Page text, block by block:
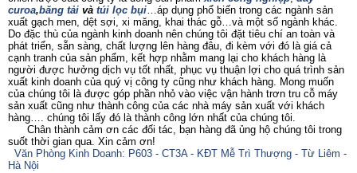
curoa,băng tải và túi lọc bụi…áp dụng phổ biến trong các ngành sản
xuất gạch men, dệt sợi, xi măng, khai thác gỗ…và một số ngành khác.
Do đặc thù của ngành kinh doanh nên chúng tôi đặt tiêu chí an toàn và
phát triển, sẵn sàng, chất lượng lên hàng đâu, đi kèm với đó là giá cả
cạnh tranh của sản phẩm, kết hợp nhằm mang lại cho khách hàng là
người được hưởng dịch vụ tốt nhất, phục vụ thuận lợi cho quá trình sản
xuất kinh doanh của quý vị công ty cũng như khách hàng. Mong muốn
của chúng tôi là được góp phần nhỏ vào việc vận hành trơn tru cỗ máy
sản xuất cũng như thành công của các nhà máy sản xuất với khách
hàng…. chúng tôi lấy đó là thành công lớn nhất của chúng tôi.
Chân thành cảm ơn các đối tác, bạn hàng đã ủng hộ chúng tôi trong
suốt thời gian qua. Xin cảm ơn!
Văn Phòng Kinh Doanh: P603 - CT3A - KĐT Mễ Trì Thượng - Từ Liêm -
Hà Nội